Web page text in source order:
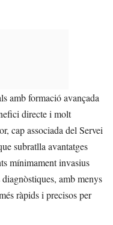
amb formació avançada
directe i molt
cap associada del Servei
subratlla avantatges
mínimament invasius
amb menys
ràpids i precisos per